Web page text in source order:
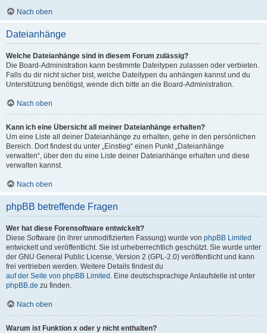
Nach oben
Dateianhänge
Welche Dateianhänge sind in diesem Forum zulässig?
Die Board-Administration kann bestimmte Dateitypen zulassen oder verbieten.
Falls du dir nicht sicher bist, welche Dateitypen du anhängen kannst und du
Unterstützung benötigst, wende dich bitte an die Board-Administration.
Nach oben
Kann ich eine Übersicht all meiner Dateianhänge erhalten?
Um eine Liste all deiner Dateianhänge zu erhalten, gehe in den persönlichen
Bereich. Dort findest du unter „Einstieg“ einen Punkt „Dateianhänge
verwalten“, über den du eine Liste deiner Dateianhänge erhalten und diese
verwalten kannst.
Nach oben
phpBB betreffende Fragen
Wer hat diese Forensoftware entwickelt?
Diese Software (in ihrer unmodifizierten Fassung) wurde von phpBB Limited
entwickelt und veröffentlicht. Sie ist urheberrechtlich geschützt. Sie wurde unter
der GNU General Public License, Version 2 (GPL-2.0) veröffentlicht und kann
frei vertrieben werden. Weitere Details findest du
auf der Seite von phpBB Limited . Eine deutschsprachige Anlaufstelle ist unter
phpBB.de zu finden.
Nach oben
Warum ist Funktion x oder y nicht enthalten?